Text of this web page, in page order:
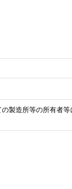
製造所等の所有者